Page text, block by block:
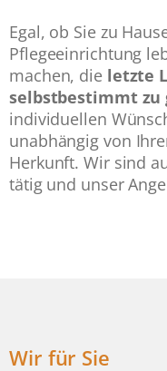
Egal, ob Sie zu
Pflegeeinrichtung
machen, die letzte
selbstbestimmt zu
individuellen
unabhängig von
Herkunft. Wir sind
tätig und unser
Wir für Sie